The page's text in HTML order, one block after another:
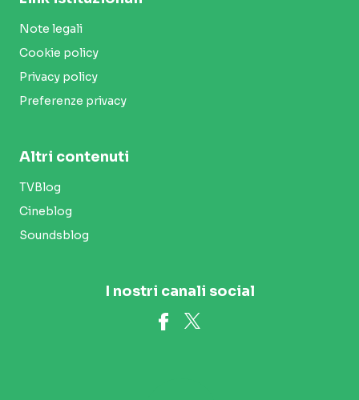
Note legali
Cookie policy
Privacy policy
Preferenze privacy
Altri contenuti
TVBlog
Cineblog
Soundsblog
I nostri canali social